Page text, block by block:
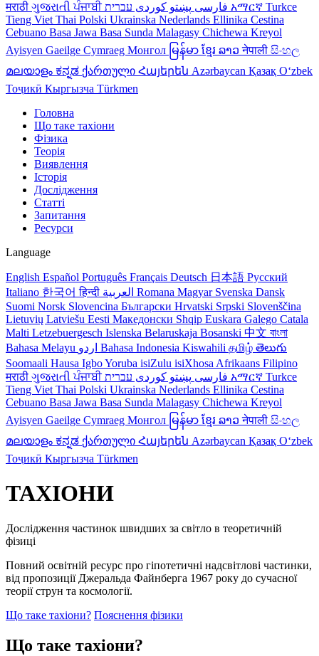
मराठी ગુજરાતીਪੰਜਾਬੀ فارسی پښتو کوردی አማርኛ Turkce
Tieng Viet Thai Polski Ukrainska Nederlands Ellinika Cestina
Cebuano Basa Jawa Basa Sunda Malagasy Chichewa Kreyol
Ayisyen Gaeilge Cymraeg Монгол မြန်မာ ខ្មែរ ລາວनेपाली සිංහල
മലയാളം ಕನ್ನಡ ქართული Հայերեն Azərbaycan Қазақ Oʻzbek
Тоҷикӣ Кыргызча Türkmen
Головна
Що таке тахіони
Фізика
Теорія
Виявлення
Історія
Дослідження
Статті
Запитання
Ресурси
Language
English Español Português Français Deutsch 日本語 Русский
Italiano 한국어हिन्दी Romana Magyar Svenska Dansk
Suomi Norsk Slovencina Български Hrvatski Srpski Slovenščina
Lietuvių Latviešu Eesti Македонски Shqip Euskara Galego Catala
Malti Letzebuergesch Islenska Belaruskaja Bosanski 中文 বাংলা
Bahasa Melayu
Bahasa Indonesia Kiswahili தமிழ் తెలుగు
Soomaali Hausa IgboYoruba isiZulu isiXhosa Afrikaans Filipino
मराठी ગુજરાતીਪੰਜਾਬੀ فارسی پښتو کوردی አማርኛ Turkce
Tieng Viet Thai Polski Ukrainska Nederlands Ellinika Cestina
Cebuano Basa Jawa Basa Sunda Malagasy Chichewa Kreyol
Ayisyen Gaeilge Cymraeg Монгол မြန်မာ ខ្មែរ ລາວनेपाली සිංහල
മലയാളം ಕನ್ನಡ ქართული Հայերեն Azərbaycan Қазақ Oʻzbek
Тоҷикӣ Кыргызча Türkmen
ТАХІОНИ
Дослідження частинок швидших за світло в теоретичній
фізиці
Повний освітній ресурс про гіпотетичні надсвітлові частинки,
від пропозиції Джеральда Файнберга 1967 року до сучасної
теорії струн та космології.
Що таке тахіони? Пояснення фізики
Що таке тахіони?